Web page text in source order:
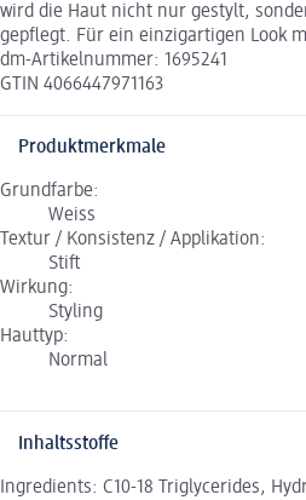
wird die Haut nicht nur gestylt,
gepflegt. Für ein einzigartigen Look
dm-Artikelnummer: 1695241
GTIN 4066447971163
Produktmerkmale
Grundfarbe:
Weiss
Textur / Konsistenz / Applikation:
Stift
Wirkung:
Styling
Hauttyp:
Normal
Inhaltsstoffe
Ingredients: C10-18 Triglycerides,